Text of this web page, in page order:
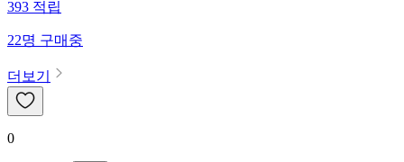
393적립
22명구매중
더보기
0